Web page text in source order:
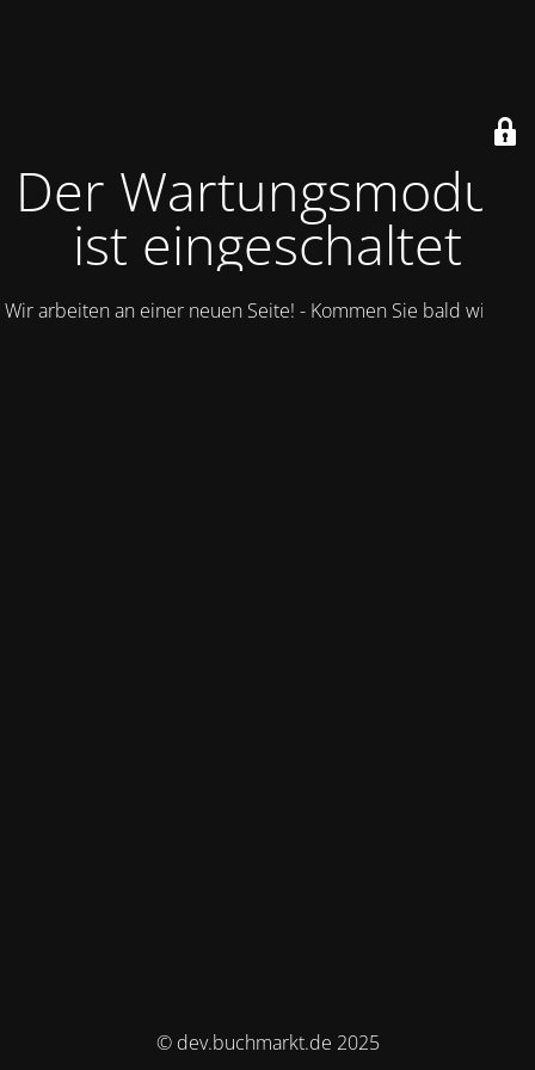
Der Wartungsmodus
ist eingeschaltet
Wir arbeiten an einer neuen Seite! - Kommen Sie bald wieder.
© dev.buchmarkt.de 2025